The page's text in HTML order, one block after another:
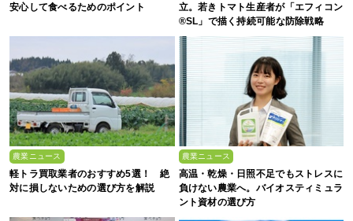
安心して食べるためのポイント
立。若きトマト生産者が「エフィコン
®SL」で描く持続可能な防除戦略
農業ニュース
軽トラ買取業者のおすすめ5選！ 絶
対に損しないための選び方を解説
農業ニュース
高温・乾燥・日照不足でもストレスに
負けない農業へ。バイオスティミュラ
ント資材の選び方